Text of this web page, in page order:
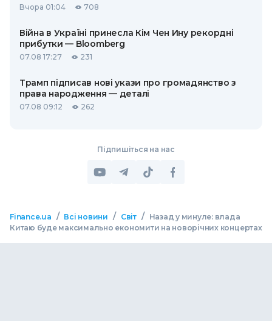
Вчора 01:04 708
Війна в Україні принесла Кім Чен Ину рекордні
прибутки — Bloomberg
07.08 17:27 231
Трамп підписав нові укази про громадянство з
права народження — деталі
07.08 09:12 262
Підпишіться на нас
Finance.ua / Всі новини / Світ /
Назад у минуле: влада
Китаю буде максимально економити на новорічних концертах